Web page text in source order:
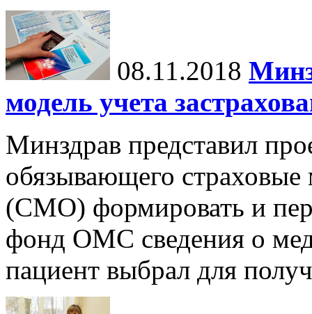
08.11.2018
модель учета
Минздрав представил
обязывающего
(СМО) формировать и
фонд ОМС сведения о
пациент выбрал для